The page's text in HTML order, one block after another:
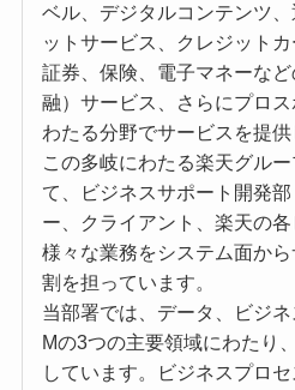
ベル、デジタルコンテンツ
ットサービス、クレジットカ
証券、保険、電子マネーな
融）サービス、さらにプロ
わたる分野でサービスを提供
この多岐にわたる楽天グル
て、ビジネスサポート開発
ー、クライアント、楽天の
様々な業務をシステム面か
割を担っています。
当部署では、データ、ビジ
Mの3つの主要領域にわたり
しています。ビジネスプロ